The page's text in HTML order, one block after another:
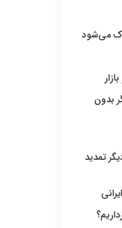
می‌شود
بدون
را یک سال دیگر تمدید